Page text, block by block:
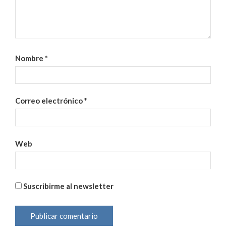
Nombre *
Correo electrónico*
Web
Suscribirme al newsletter